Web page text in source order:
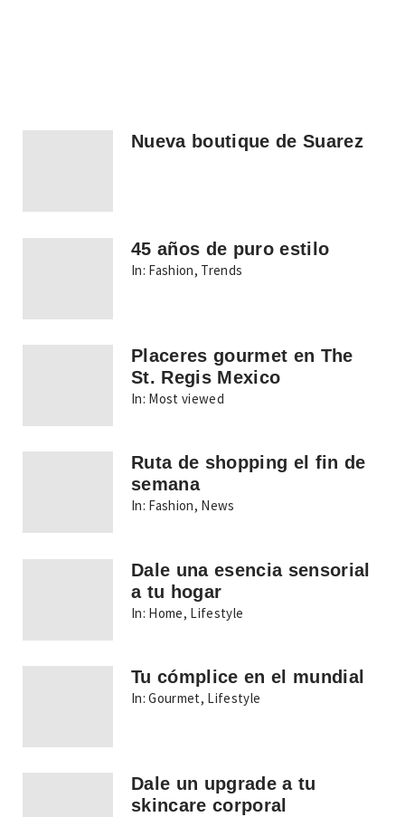
Nueva boutique de Suarez
45 años de puro estilo
In: Fashion, Trends
Placeres gourmet en The
St. Regis Mexico
In: Most viewed
Ruta de shopping el fin de
semana
In: Fashion, News
Dale una esencia sensorial
a tu hogar
In: Home, Lifestyle
Tu cómplice en el mundial
In: Gourmet, Lifestyle
Dale un upgrade a tu
skincare corporal